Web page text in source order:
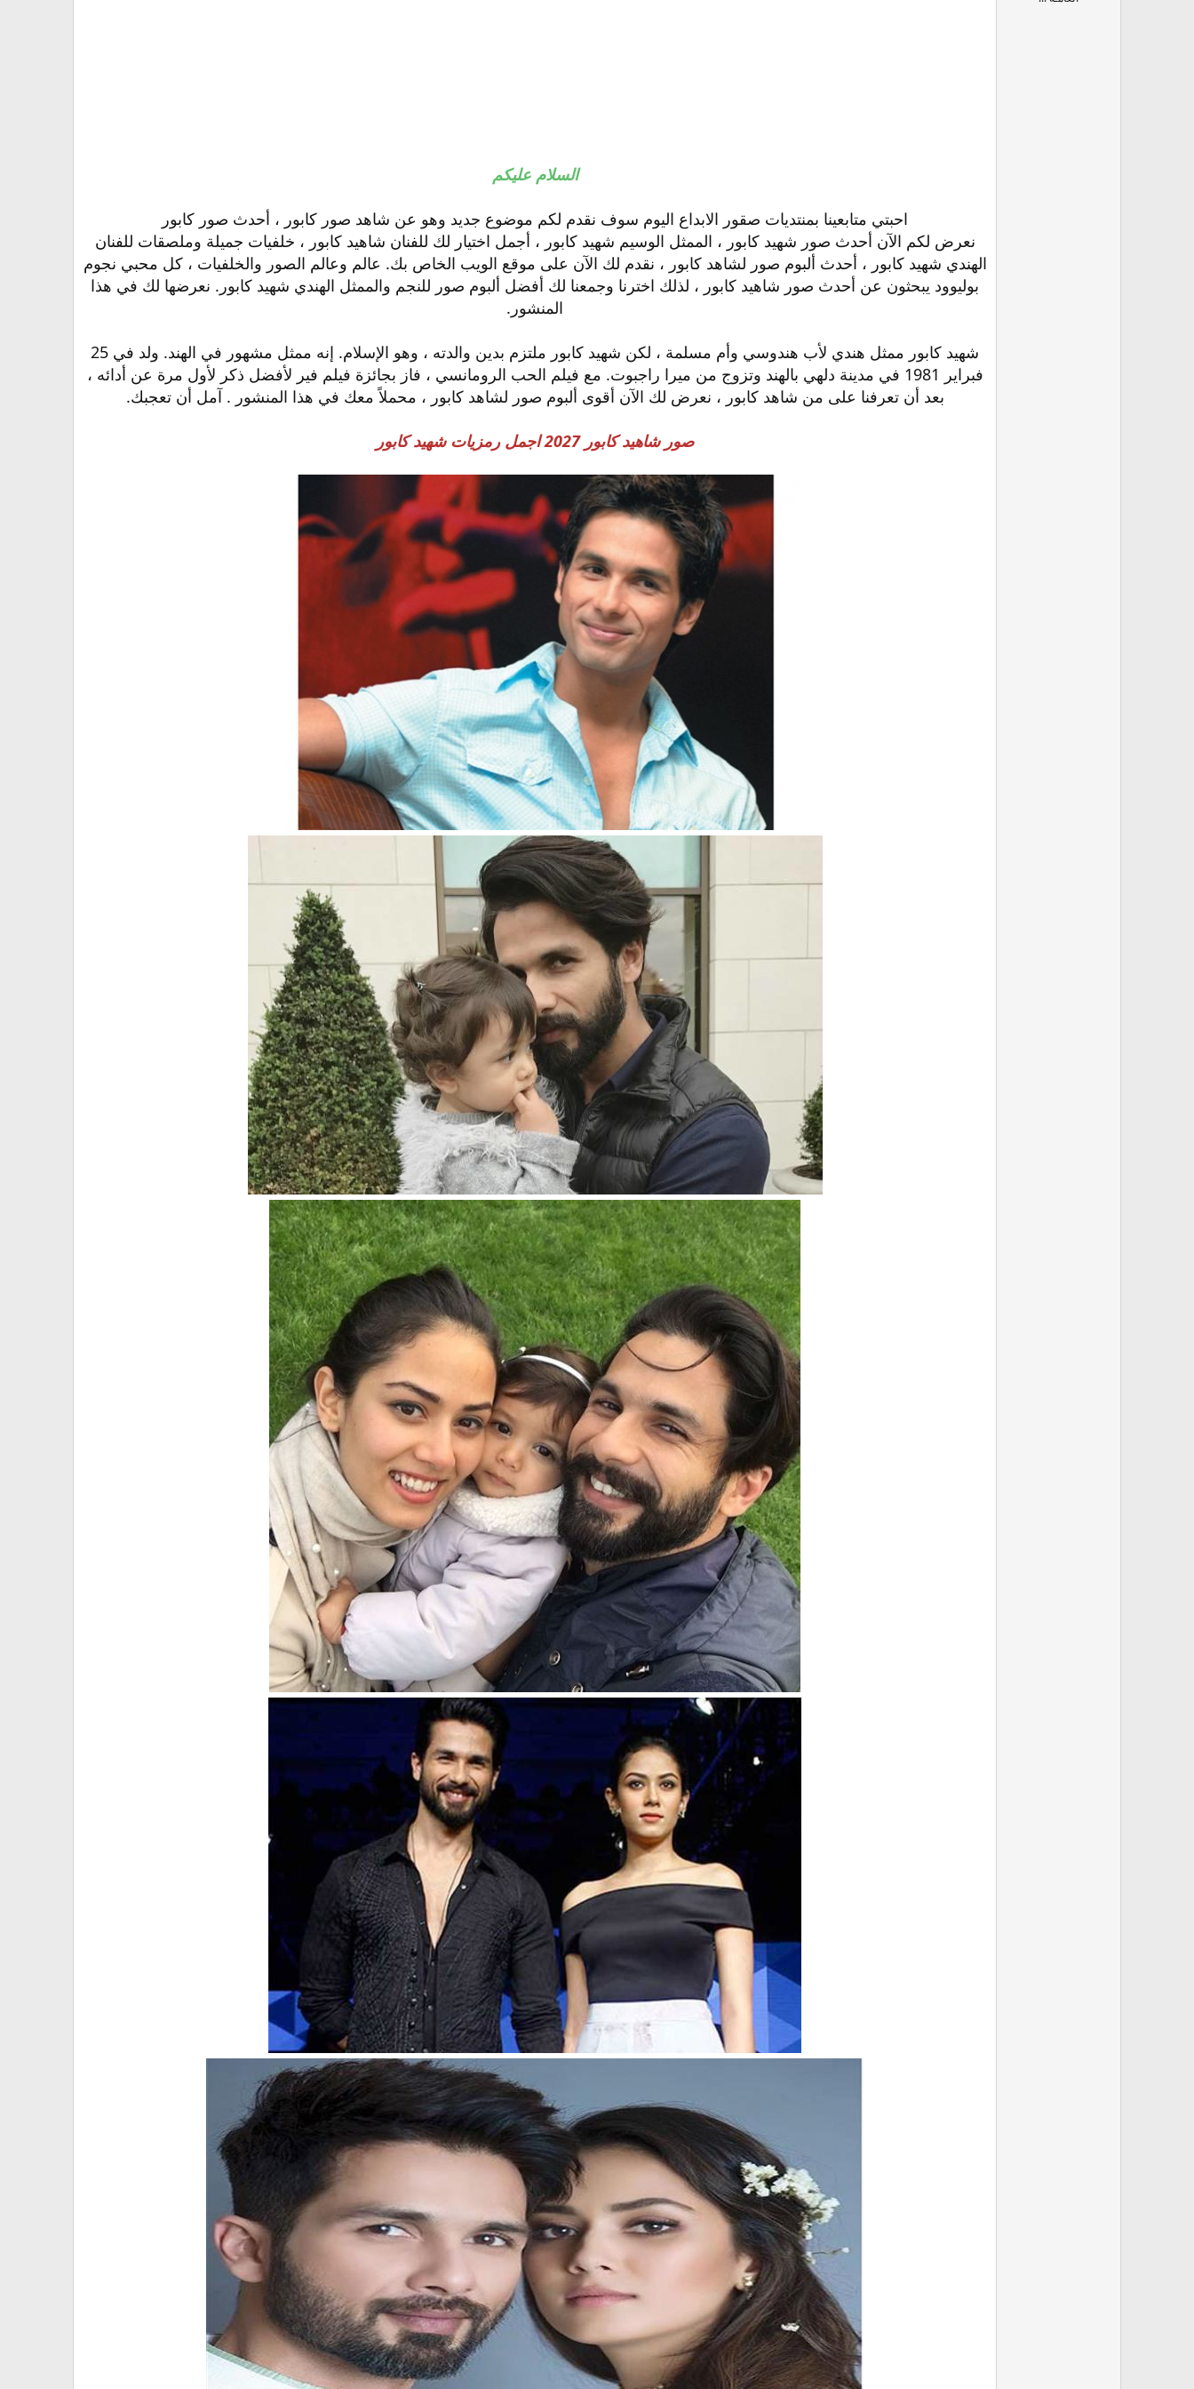
السلام عليكم
احبتي متابعينا بمنتديات صقور الابداع اليوم سوف نقدم لكم موضوع جديد وهو عن شاهد صور كابور ، أحدث صور كابور
نعرض لكم الآن أحدث صور شهيد كابور ، الممثل الوسيم شهيد كابور ، أجمل اختيار لك للفنان شاهيد كابور ، خلفيات جميلة وملصقات للفنان
الهندي شهيد كابور ، أحدث ألبوم صور لشاهد كابور ، نقدم لك الآن على موقع الويب الخاص بك. عالم وعالم الصور والخلفيات ، كل محبي نجوم
بوليوود يبحثون عن أحدث صور شاهيد كابور ، لذلك اخترنا وجمعنا لك أفضل ألبوم صور للنجم والممثل الهندي شهيد كابور. نعرضها لك في هذا
المنشور.
شهيد كابور ممثل هندي لأب هندوسي وأم مسلمة ، لكن شهيد كابور ملتزم بدين والدته ، وهو الإسلام. إنه ممثل مشهور في الهند. ولد في 25
فبراير 1981 في مدينة دلهي بالهند وتزوج من ميرا راجبوت. مع فيلم الحب الرومانسي ، فاز بجائزة فيلم فير لأفضل ذكر لأول مرة عن أدائه ،
بعد أن تعرفنا على من شاهد كابور ، نعرض لك الآن أقوى ألبوم صور لشاهد كابور ، محملاً معك في هذا المنشور . آمل أن تعجبك.
صور شاهيد كابور 2027 اجمل رمزيات شهيد كابور